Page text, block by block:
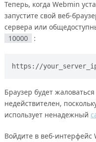
Теперь, когда Webmin
запустите свой веб-
сервера или
10000
:
Браузер будет
недействителен,
использует ненадежный
Войдите в веб-интерфейс